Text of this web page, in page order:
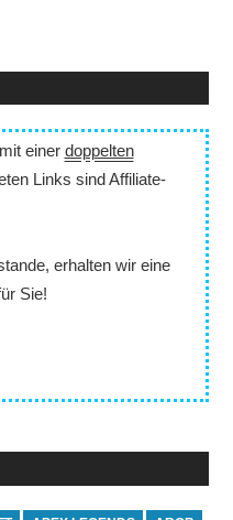
einer doppelten
Links sind Affiliate-
erhalten wir eine
Sie!